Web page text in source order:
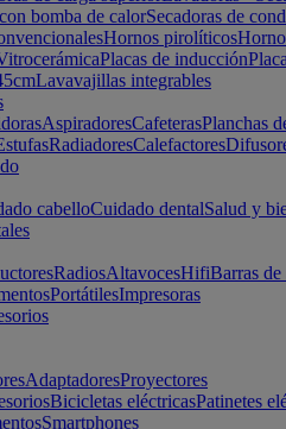
bomba de calorSecadoras de
Hornos pirolíticos
Placas de inducción
Lavavajillas integrables
AspiradoresCafeterasPlanchas
RadiadoresCalefactores
cabelloCuidado dentalSalud y
RadiosAltavocesHifiBarras
PortátilesImpresoras
AdaptadoresProyectores
Bicicletas eléctricasPatinetes
Smartphones